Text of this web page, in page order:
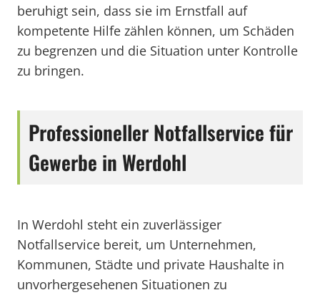
beruhigt sein, dass sie im Ernstfall auf
kompetente Hilfe zählen können, um Schäden
zu begrenzen und die Situation unter Kontrolle
zu bringen.
Professioneller Notfallservice für
Gewerbe in Werdohl
In Werdohl steht ein zuverlässiger
Notfallservice bereit, um Unternehmen,
Kommunen, Städte und private Haushalte in
unvorhergesehenen Situationen zu